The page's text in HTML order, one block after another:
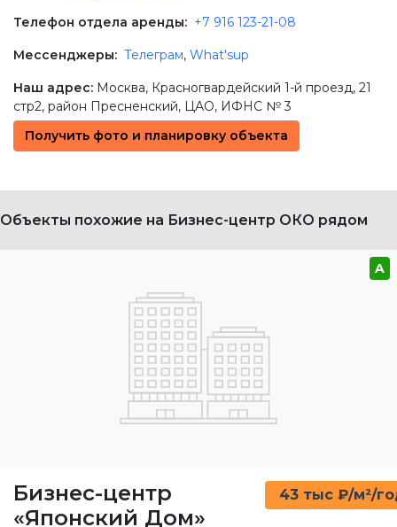
Телефон отдела аренды: +7 916 123-21-08
Мессенджеры: Телеграм, What'sup
Наш адрес: Москва, Красногвардейский 1-й проезд, 21
стр2, район Пресненский, ЦАО, ИФНС № 3
Получить фото и планировку объекта
Объекты похожие на Бизнес-центр ОКО рядом
A
Бизнес-центр
«Японский Дом»
43 тыс ₽/м²/